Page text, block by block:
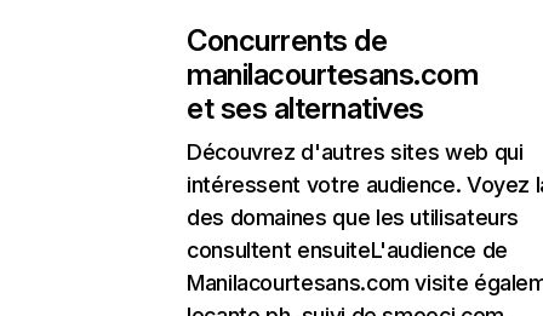
Concurrents de
manilacourtesans.com
et ses alternatives
Découvrez d'autres sites web qui
intéressent votre audience. Voyez
des domaines que les utilisateurs
consultent ensuiteL'audience de
Manilacourtesans.com visite